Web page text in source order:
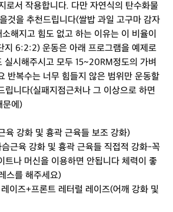
로서 작용합니다. 다만 자연식의 탄수화물
것을 추천드립니다(쌀밥 과일 고구마 감자
해지고 힘도 없고 하는 이유는 이 비율이
지 6:2:2) 운동은 아래 프로그램을 예제로
실시해주시고 모두 15~20RM정도의 가벼
반복수는 너무 힘들지 않은 범위만 운동할
립니다(실패지점근처나 그 이상으로 하면
문에)
육 강화 및 흉곽 근육들 보조 강화)
근육 강화 및 흉곽 근육들 직접적 강화-꼭
트나 머신을 이용하면 안됩니다 체력이 좋
스를 해주세요)
이즈+프론트 레터럴 레이즈(어깨 강화 및